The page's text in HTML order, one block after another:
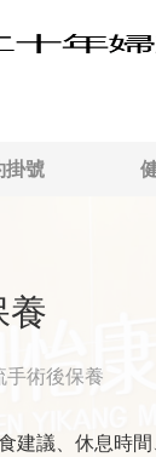
掛號
養
手術後保養
議、休息時